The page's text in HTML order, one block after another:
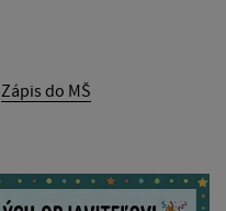
Zápis do MŠ